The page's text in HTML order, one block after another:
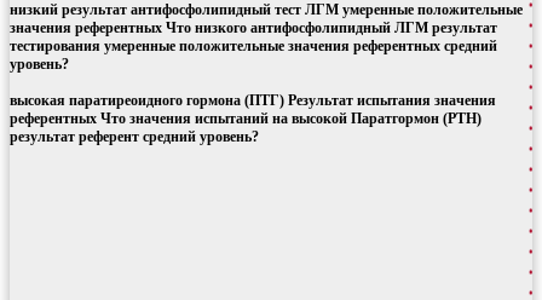
низкий результат антифосфолипидный тест ЛГМ умеренные положительные
значения референтных Что низкого антифосфолипидный ЛГМ результат
тестирования умеренные положительные значения референтных средний
уровень?
высокая паратиреоидного гормона (ПТГ) Результат испытания значения
референтных Что значения испытаний на высокой Паратгормон (РТН)
результат референт средний уровень?